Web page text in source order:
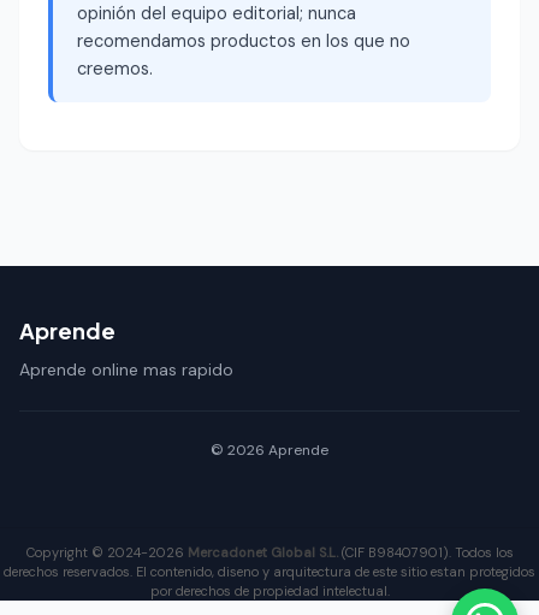
opinión del equipo editorial; nunca
recomendamos productos en los que no
creemos.
Aprende
Aprende online mas rapido
© 2026 Aprende
Copyright © 2024-2026 Mercadonet Global S.L. (CIF B98407901). Todos los
derechos reservados. El contenido, diseno y arquitectura de este sitio estan protegidos
por derechos de propiedad intelectual.